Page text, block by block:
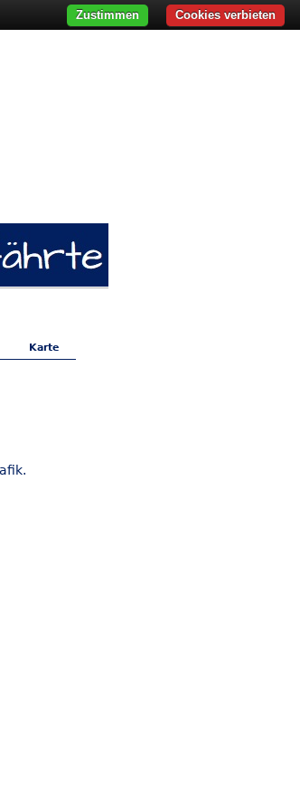
Karte
Cookies verbieten
Zustimmen